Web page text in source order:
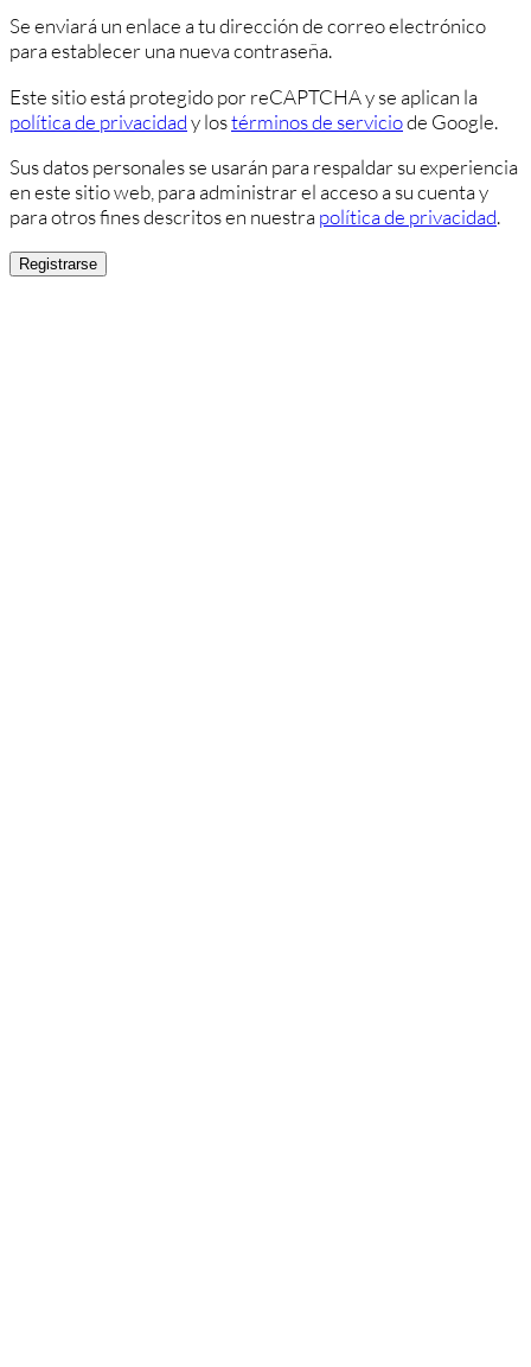
Se enviará un enlace a tu dirección de correo electrónico
para establecer una nueva contraseña.
Este sitio está protegido por reCAPTCHA y se aplican la
política de privacidady lostérminos de serviciode Google.
Sus datos personales se usarán para respaldar su experiencia
en este sitio web, para administrar el acceso a su cuenta y
para otros fines descritos en nuestrapolítica de privacidad.
Registrarse